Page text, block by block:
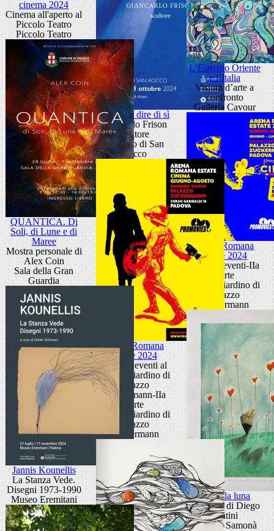
cinema 2024
Cinema all'aperto al
Piccolo Teatro
Piccolo Teatro
Un sacro dire di sì
Giancarlo Frison
scultore
Oratorio di San
Rocco
L’Estremo Oriente
e l’Italia
Visioni d’arte a
confronto
Galleria Cavour
QUANTICA. Di
Soli, di Lune e di
Maree
Mostra personale di
Alex Coin
Sala della Gran
Guardia
Arena Romana
Estate 2024
Ciclo di eventi-IIa
parte
Teatro Giardino di
Palazzo
Zuckermann
Arena Romana
Estate 2024
Ciclo di eventi al
Teatro Giardino di
Palazzo
Zuckermann-IIa
parte
Teatro Giardino di
Palazzo
Zuckermann
Jannis Kounellis
La Stanza Vede.
Disegni 1973-1990
Museo Eremitani
Come la luna
Le opere di Diego
Santini
Galleria Samonà